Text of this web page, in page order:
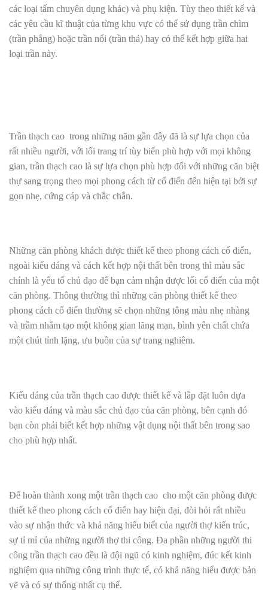
các loại tấm chuyên dụng khác) và phụ kiện. Tùy theo thiết kế và
các yêu cầu kĩ thuật của từng khu vực có thể sử dụng trần chìm
(trần phẳng) hoặc trần nổi (trần thả) hay có thể kết hợp giữa hai
loại trần này.
Trần thạch cao trong những năm gần đây đã là sự lựa chọn của
rất nhiều người, với lối trang trí tùy biến phù hợp với mọi không
gian, trần thạch cao là sự lựa chọn phù hợp đối với những căn biệt
thự sang trọng theo mọi phong cách từ cổ điển đến hiện tại bởi sự
gọn nhẹ, cứng cáp và chắc chắn.
Những căn phòng khách được thiết kế theo phong cách cổ điển,
ngoài kiểu dáng và cách kết hợp nội thất bên trong thì màu sắc
chính là yếu tố chủ đạo để bạn cảm nhận được lối cổ điển của một
căn phòng. Thông thường thì những căn phòng thiết kế theo
phong cách cổ điển thường sẽ chọn những tông màu nhẹ nhàng
và trầm nhằm tạo một không gian lãng mạn, bình yên chất chứa
một chút tỉnh lặng, ưu buồn của sự trang nghiêm.
Kiểu dáng của trần thạch cao được thiết kế và lắp đặt luôn dựa
vào kiểu dáng và màu sắc chủ đạo của căn phòng, bên cạnh đó
bạn còn phải biết kết hợp những vật dụng nội thất bên trong sao
cho phù hợp nhất.
Để hoàn thành xong một trần thạch cao cho một căn phòng được
thiết kế theo phong cách cổ điển hay hiện đại, đòi hỏi rất nhiều
vào sự nhận thức và khả năng hiểu biết của người thợ kiến trúc,
sự tỉ mỉ của những người thợ thi công. Đa phần những người thi
công trần thạch cao đều là đội ngũ có kinh nghiệm, đúc kết kinh
nghiệm qua những công trình thực tế, có khả năng hiểu được bản
vẽ và có sự thống nhất cụ thể.